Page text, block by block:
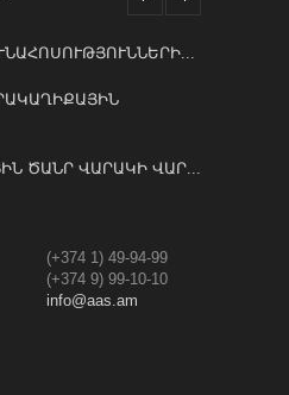
ԾԱՆՐ ՎԱՐԱԿԻ ՎԱՐ...
(+374 1) 49-94-99
(+374 9) 99-10-10
info@aas.am